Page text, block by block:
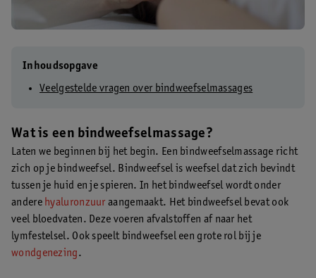
Inhoudsopgave
Veelgestelde vragen over bindweefselmassages
Wat is een bindweefselmassage?
Laten we beginnen bij het begin. Een bindweefselmassage richt
zich op je bindweefsel. Bindweefsel is weefsel dat zich bevindt
tussen je huid en je spieren. In het bindweefsel wordt onder
andere hyaluronzuur aangemaakt. Het bindweefsel bevat ook
veel bloedvaten. Deze voeren afvalstoffen af naar het
lymfestelsel. Ook speelt bindweefsel een grote rol bij je
wondgenezing.